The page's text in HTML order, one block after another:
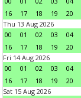
16
17 18 19 20
Thu 13 Aug 2026
00
01 02 03 04
16
17 18 19 20
Fri 14 Aug 2026
00
01 02 03 04
16
17 18 19 20
Sat 15 Aug 2026